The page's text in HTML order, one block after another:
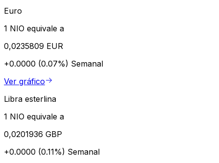
Euro
1 NIO equivale a
0,0235809 EUR
+0.0000 (0.07%) Semanal
Ver gráfico
Libra esterlina
1 NIO equivale a
0,0201936 GBP
+0.0000 (0.11%) Semanal